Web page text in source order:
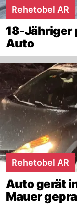
Rehetobel AR
18-Jähriger
Auto
Rehetobel AR
Auto gerät
Mauer